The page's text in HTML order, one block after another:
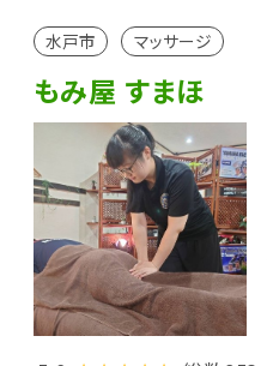
水戸市 マッサージ
もみ屋 すまほ